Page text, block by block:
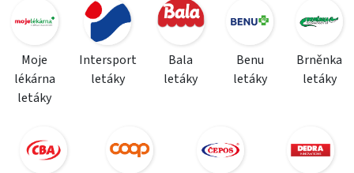
Moje
lékárna
letáky
Intersport
letáky
Bala
letáky
Benu
letáky
Brněnka
letáky